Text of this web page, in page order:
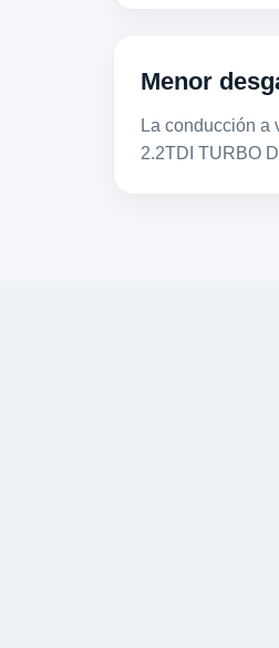
Menor
La conducción a
2.2TDI TURBO